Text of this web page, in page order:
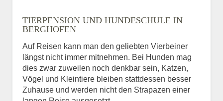
TIERPENSION UND HUNDESCHULE IN
BERGHOFEN
Auf Reisen kann man den geliebten Vierbeiner
längst nicht immer mitnehmen. Bei Hunden mag
dies zwar zuweilen noch denkbar sein, Katzen,
Vögel und Kleintiere bleiben stattdessen besser
Zuhause und werden nicht den Strapazen einer